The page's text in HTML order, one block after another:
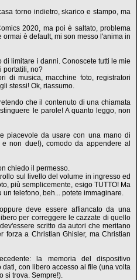
torno indietro, skarico e stampo, ma
2020, ma poi è saltato, problema
è default, mi son messo l'anima in
limitare i danni. Conoscete tutti le mie
portatili, no?
di musica, macchine foto, registratori
stessi! Ok, riassumo.
che il contenuto di una chiamata
le parole! A quanto leggo, non
piacevole da usare con una mano di
non due!), comodo da appendere al
chiedo il permesso.
sul livello del volume in ingresso ed
più semplicemente, esigo TUTTO! Ma
telefono, beh... potete immaginare.
deve essere affiancato da una
per correggere le cazzate di quello
scritto da autori che meritano
forza a Christian Ghisler, ma Christian
la memoria del dispositivo
con libero accesso ai file (una volta
si trova. Sempre!).